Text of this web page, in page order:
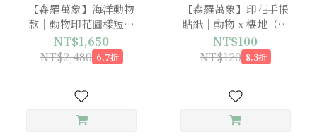
【森羅萬象】海洋動物
款｜動物印花圖樣短袖
襯衫（預購中，9月下旬
出貨）
NT$1,650
NT$2,480 6.7折
【森羅萬象】印花手帳
貼紙｜動物 x 棲地（預
購中，8月中旬出貨）
NT$100
NT$120 8.3折